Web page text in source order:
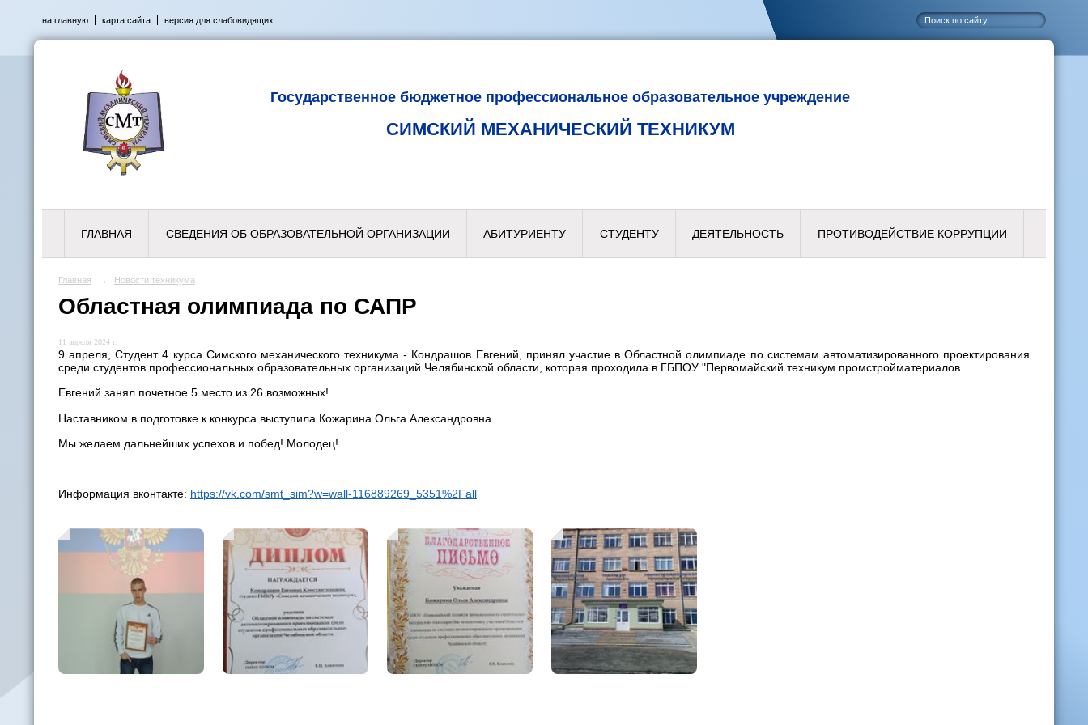
на главную карта сайта версия для слабовидящих
Государственное бюджетное профессиональное образовательное учреждение
СИМСКИЙ МЕХАНИЧЕСКИЙ ТЕХНИКУМ
ГЛАВНАЯ СВЕДЕНИЯ ОБ ОБРАЗОВАТЕЛЬНОЙ ОРГАНИЗАЦИИ АБИТУРИЕНТУ СТУДЕНТУ ДЕЯТЕЛЬНОСТЬ ПРОТИВОДЕЙСТВИЕ КОРРУПЦИИ
Главная → Новости техникума
Областная олимпиада по САПР
11 апреля 2024 г.
9 апреля, Студент 4 курса Симского механического техникума - Кондрашов Евгений, принял участие в Областной олимпиаде по системам автоматизированного проектирования
среди студентов профессиональных образовательных организаций Челябинской области, которая проходила в ГБПОУ "Первомайский техникум промстройматериалов.
Евгений занял почетное 5 место из 26 возможных!
Наставником в подготовке к конкурса выступила Кожарина Ольга Александровна.
Мы желаем дальнейших успехов и побед! Молодец!
Информация вконтакте: https://vk.com/smt_sim?w=wall-116889269_5351%2Fall